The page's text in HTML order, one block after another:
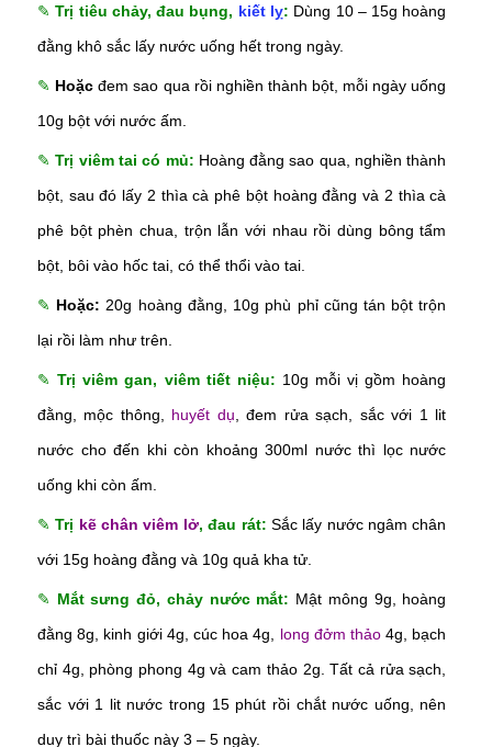
✎Trị tiêu chảy, đau bụng, kiết lỵ: Dùng 10 – 15g hoàng
đằng khô sắc lấy nước uống hết trong ngày.
✎ Hoặc đem sao qua rồi nghiền thành bột, mỗi ngày uống
10g bột với nước ấm.
✎Trị viêm tai có mủ: Hoàng đằng sao qua, nghiền thành
bột, sau đó lấy 2 thìa cà phê bột hoàng đằng và 2 thìa cà
phê bột phèn chua, trộn lẫn với nhau rồi dùng bông tẩm
bột, bôi vào hốc tai, có thể thổi vào tai.
✎ Hoặc: 20g hoàng đằng, 10g phù phỉ cũng tán bột trộn
lại rồi làm như trên.
✎Trị viêm gan, viêm tiết niệu: 10g mỗi vị gồm hoàng
đằng, mộc thông, huyết dụ , đem rửa sạch, sắc với 1 lit
nước cho đến khi còn khoảng 300ml nước thì lọc nước
uống khi còn ấm.
✎Trị kẽ chân viêm lở, đau rát: Sắc lấy nước ngâm chân
với 15g hoàng đằng và 10g quả kha tử.
✎ Mắt sưng đỏ, chảy nước mắt: Mật mông 9g, hoàng
đằng 8g, kinh giới 4g, cúc hoa 4g, long đởm thảo 4g, bạch
chỉ 4g, phòng phong 4g và cam thảo 2g. Tất cả rửa sạch,
sắc với 1 lit nước trong 15 phút rồi chắt nước uống, nên
duy trì bài thuốc này 3 – 5 ngày.